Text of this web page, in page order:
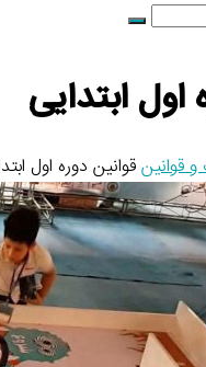
Submit
اول ابتدایی
قوانینقوانین دوره اول